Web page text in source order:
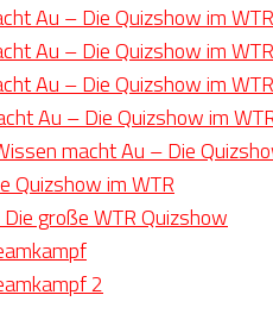
Au – Die Quizshow im
Au – Die Quizshow im
Au – Die Quizshow im
Au – Die Quizshow im
macht Au – Die
Quizshow im WTR
große WTR Quizshow
2